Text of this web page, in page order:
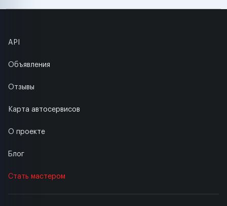
API
Объявления
Отзывы
Карта автосервисов
О проекте
Блог
Стать мастером